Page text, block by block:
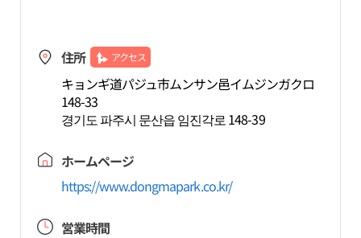
住所 アクセス
キョンギ道パジュ市ムンサン邑イムジンガクロ
148-33
경기도 파주시 문산읍 임진각로 148-39
ホームページ
https://www.dongmapark.co.kr/
営業時間